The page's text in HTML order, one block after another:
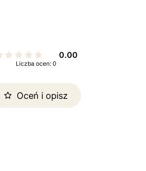
0.00
Liczba ocen: 0
Oceń i opisz